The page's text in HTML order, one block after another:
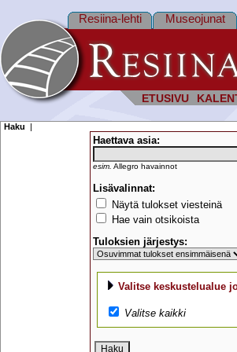
ETUSIVU
Resiina-lehti Museojunat
Haku |
Haettava asia:
esim. Allegro havainnot
Lisävalinnat:
Näytä tulokset viesteinä
Hae vain otsikoista
Tuloksien järjestys:
Valitse keskustelualue
Valitse kaikki